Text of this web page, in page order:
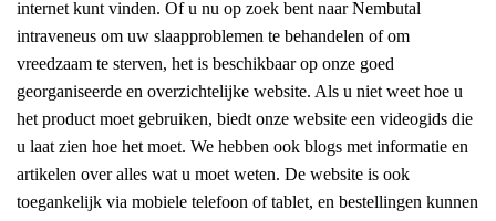
internet kunt vinden. Of u nu op zoek bent naar Nembutal
intraveneus om uw slaapproblemen te behandelen of om
vreedzaam te sterven, het is beschikbaar op onze goed
georganiseerde en overzichtelijke website. Als u niet weet hoe u
het product moet gebruiken, biedt onze website een videogids die
u laat zien hoe het moet. We hebben ook blogs met informatie en
artikelen over alles wat u moet weten. De website is ook
toegankelijk via mobiele telefoon of tablet, en bestellingen kunnen